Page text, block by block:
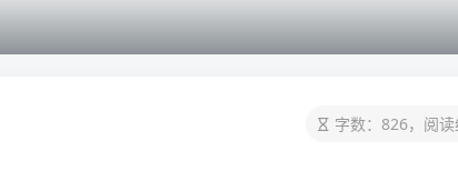
字数：826，阅